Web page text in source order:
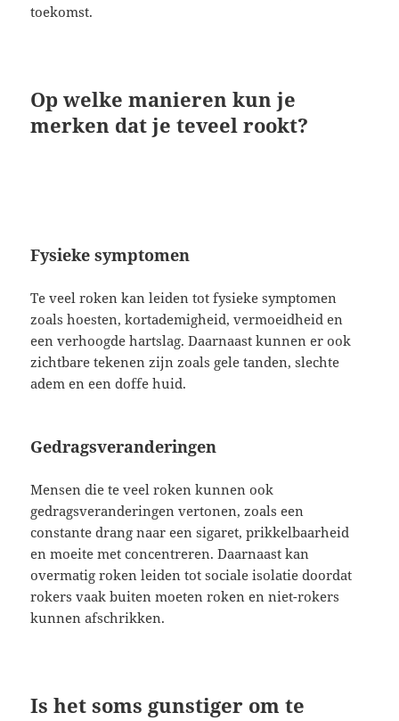
toekomst.
Op welke manieren kun je
merken dat je teveel rookt?
Fysieke symptomen
Te veel roken kan leiden tot fysieke symptomen
zoals hoesten, kortademigheid, vermoeidheid en
een verhoogde hartslag. Daarnaast kunnen er ook
zichtbare tekenen zijn zoals gele tanden, slechte
adem en een doffe huid.
Gedragsveranderingen
Mensen die te veel roken kunnen ook
gedragsveranderingen vertonen, zoals een
constante drang naar een sigaret, prikkelbaarheid
en moeite met concentreren. Daarnaast kan
overmatig roken leiden tot sociale isolatie doordat
rokers vaak buiten moeten roken en niet-rokers
kunnen afschrikken.
Is het soms gunstiger om te